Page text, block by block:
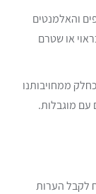
והאלמנטים
או שטרם
ממחויבותנו
עם מוגבלות.
לקבל הערות